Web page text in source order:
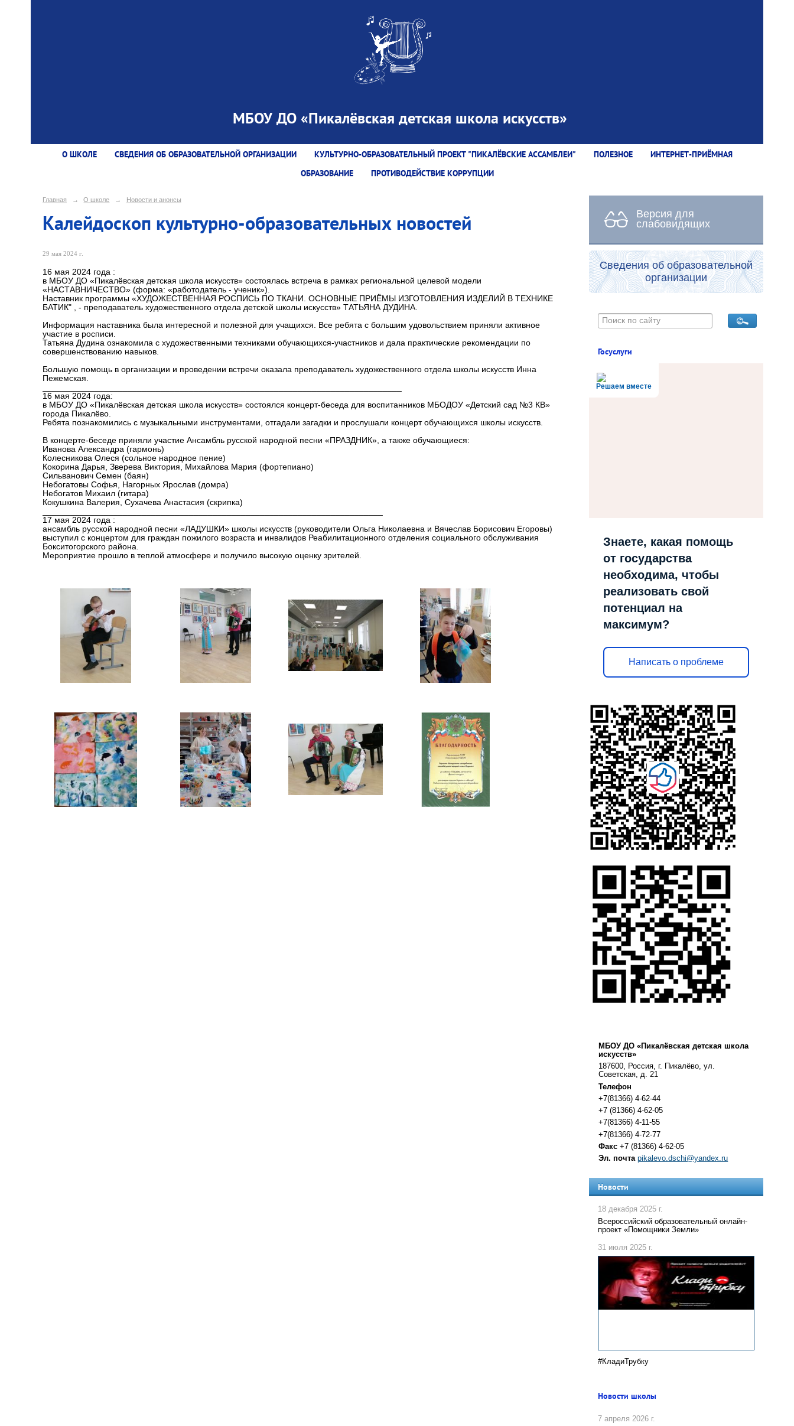
МБОУ ДО «Пикалёвская детская школа искусств»
О ШКОЛЕ СВЕДЕНИЯ ОБ ОБРАЗОВАТЕЛЬНОЙ ОРГАНИЗАЦИИ КУЛЬТУРНО-ОБРАЗОВАТЕЛЬНЫЙ ПРОЕКТ "ПИКАЛЁВСКИЕ АССАМБЛЕИ" ПОЛЕЗНОЕ
ИНТЕРНЕТ-ПРИЁМНАЯ
ОБРАЗОВАНИЕ
ПРОТИВОДЕЙСТВИЕ КОРРУПЦИИ
Главная → О школе → Новости и анонсы
Калейдоскоп культурно-образовательных новостей
29 мая 2024 г.
16 мая 2024 года :
в МБОУ ДО «Пикалёвская детская школа искусств» состоялась встреча в рамках региональной целевой модели
«НАСТАВНИЧЕСТВО» (форма: «работодатель - ученик»).
Наставник программы «ХУДОЖЕСТВЕННАЯ РОСПИСЬ ПО ТКАНИ. ОСНОВНЫЕ ПРИЁМЫ ИЗГОТОВЛЕНИЯ ИЗДЕЛИЙ В ТЕХНИКЕ
БАТИК" , - преподаватель художественного отдела детской школы искусств» ТАТЬЯНА ДУДИНА.
Информация наставника была интересной и полезной для учащихся. Все ребята с большим удовольствием приняли активное
участие в росписи.
Татьяна Дудина ознакомила с художественными техниками обучающихся-участников и дала практические рекомендации по
совершенствованию навыков.
Большую помощь в организации и проведении встречи оказала преподаватель художественного отдела школы искусств Инна
Пежемская.
16 мая 2024 года:
в МБОУ ДО «Пикалёвская детская школа искусств» состоялся концерт-беседа для воспитанников МБОДОУ «Детский сад №3 КВ»
города Пикалёво.
Ребята познакомились с музыкальными инструментами, отгадали загадки и прослушали концерт обучающихся школы искусств.
В концерте-беседе приняли участие Ансамбль русской народной песни «ПРАЗДНИК», а также обучающиеся:
Иванова Александра (гармонь)
Колесникова Олеся (сольное народное пение)
Кокорина Дарья, Зверева Виктория, Михайлова Мария (фортепиано)
Сильванович Семен (баян)
Небогатовы Софья, Нагорных Ярослав (домра)
Небогатов Михаил (гитара)
Кокушкина Валерия, Сухачева Анастасия (скрипка)
17 мая 2024 года :
ансамбль русской народной песни «ЛАДУШКИ» школы искусств (руководители Ольга Николаевна и Вячеслав Борисович Егоровы)
выступил с концертом для граждан пожилого возраста и инвалидов Реабилитационного отделения социального обслуживания
Бокситогорского района.
Мероприятие прошло в теплой атмосфере и получило высокую оценку зрителей.
Версия для
слабовидящих
Сведения об образовательной
организации
Госуслуги
Решаем вместе
Знаете, какая помощь
от государства
необходима, чтобы
реализовать свой
потенциал на
максимум?
Написать о проблеме
МБОУ ДО «Пикалёвская детская школа
искусств»
187600, Россия, г. Пикалёво, ул.
Советская, д. 21
Телефон
+7(81366) 4-62-44
+7 (81366) 4-62-05
+7(81366) 4-11-55
+7(81366) 4-72-77
Факс +7 (81366) 4-62-05
Эл. почта pikalevo.dschi@yandex.ru
Новости
18 декабря 2025 г.
Всероссийский образовательный онлайн-
проект «Помощники Земли»
31 июля 2025 г.
#КладиТрубку
Новости школы
7 апреля 2026 г.